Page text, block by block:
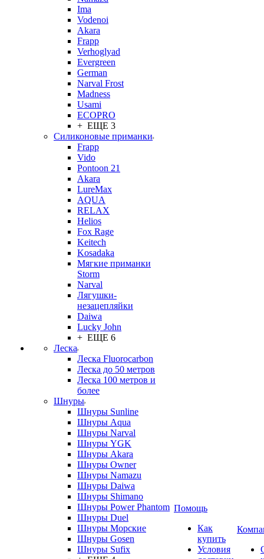
Ima
Vodenoi
Akara
Frapp
Verhoglyad
Evergreen
German
Narval Frost
Madness
Usami
ECOPRO
+ ЕЩЕ 3
Силиконовые приманки
Frapp
Vido
Pontoon 21
Akara
LureMax
AQUA
RELAX
Helios
Fox Rage
Keitech
Kosadaka
Мягкие приманки
Storm
Narval
Лягушки-
незацепляйки
Daiwa
Lucky John
+ ЕЩЕ 6
Леска
Леска Fluorocarbon
Леска до 50 метров
Леска 100 метров и
более
Шнуры
Шнуры Sunline
Шнуры Aqua
Шнуры Narval
Шнуры YGK
Шнуры Akara
Шнуры Owner
Шнуры Namazu
Шнуры Daiwa
Шнуры Shimano
Шнуры Power Phantom
Шнуры Duel
Шнуры Морские
Шнуры Gosen
Шнуры Sufix
Помощь
Как
купить
Условия